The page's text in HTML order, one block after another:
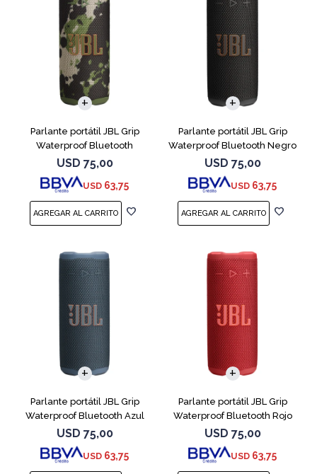
Parlante portátil JBL Grip
Waterproof Bluetooth
Camuflado
USD 75,00
USD 63,75
Parlante portátil JBL Grip
Waterproof Bluetooth Negro
USD 75,00
USD 63,75
Parlante portátil JBL Grip
Waterproof Bluetooth Azul
USD 75,00
USD 63,75
Parlante portátil JBL Grip
Waterproof Bluetooth Rojo
USD 75,00
USD 63,75